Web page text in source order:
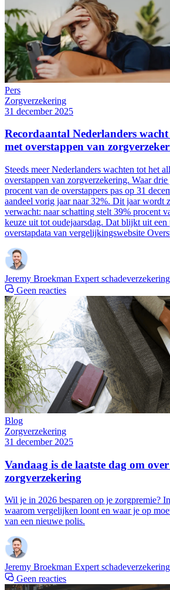
Pers
Zorgverzekering
31 december 2025
Recordaantal Nederlanders
met overstappen van
Steeds meer Nederlanders wachten tot het
overstappen van zorgverzekering. Waar
procent van de overstappers pas op 31
aandeel vorig jaar naar 32%. Dit jaar wordt
verwacht: naar schatting stelt 39% procent
keuze uit tot oudejaarsdag. Dat blijkt uit een
overstapdata van vergelijkingswebsite
Jeremy Broekman Expert
Geen reacties
Blog
Zorgverzekering
31 december 2025
Vandaag is de laatste dag om
zorgverzekering
Wil je in 2026 besparen op je zorgpremie?
waarom vergelijken loont en waar je op
van een nieuwe polis.
Jeremy Broekman Expert
Geen reacties